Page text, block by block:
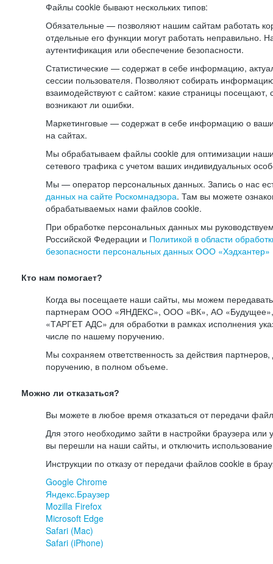
Файлы cookie бывают нескольких типов:
Обязательные — позволяют нашим сайтам работать
отдельные его функции могут работать неправильно.
аутентификация или обеспечение безопасности.
Статистические — содержат в себе информацию,
сессии пользователя. Позволяют собирать
взаимодействуют с сайтом: какие страницы посещают,
возникают ли ошибки.
Маркетинговые — содержат в себе информацию о
на сайтах.
Мы обрабатываем файлы cookie для оптимизации
сетевого трафика с учетом ваших индивидуальных
Мы — оператор персональных данных. Запись о нас
данных на сайте Роскомнадзора. Там вы можете
обрабатываемых нами файлов cookie.
При обработке персональных данных мы
Российской Федерации и Политикой в области
безопасности персональных данных ООО «Хэдхантер»
Кто нам помогает?
Когда вы посещаете наши сайты, мы можем
партнерам ООО «ЯНДЕКС», ООО «ВК», АО
«ТАРГЕТ АДС» для обработки в рамках исполнения
числе по нашему поручению.
Мы сохраняем ответственность за действия
поручению, в полном объеме.
Можно ли отказаться?
Вы можете в любое время отказаться от передачи
Для этого необходимо зайти в настройки браузера или
вы перешли на наши сайты, и отключить
Инструкции по отказу от передачи файлов cookie в
Google Chrome
Яндекс.Браузер
Mozilla Firefox
Microsoft Edge
Safari (Mac)
Safari (iPhone)